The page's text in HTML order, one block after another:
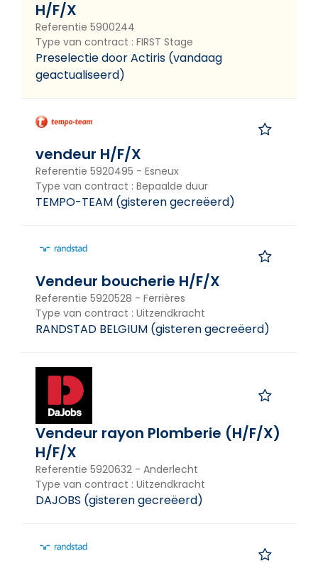
Andere vacatures
Zoeken
Wil je vacatures vinden die
overeenkomen met je profiel?
Met My Actiris kan je zoeken op basis van je
vaardigheden.
H/F/X
Referentie 5900244
Type van contract : FIRST Stage
Preselectie door Actiris (vandaag
geactualiseerd)
vendeur H/F/X
Referentie 5920495 - Esneux
Type van contract : Bepaalde duur
TEMPO-TEAM (gisteren gecreëerd)
Vendeur boucherie H/F/X
Referentie 5920528 - Ferrières
Type van contract : Uitzendkracht
RANDSTAD BELGIUM (gisteren gecreëerd)
Vendeur rayon Plomberie (H/F/X)
H/F/X
Referentie 5920632 - Anderlecht
Type van contract : Uitzendkracht
DAJOBS (gisteren gecreëerd)